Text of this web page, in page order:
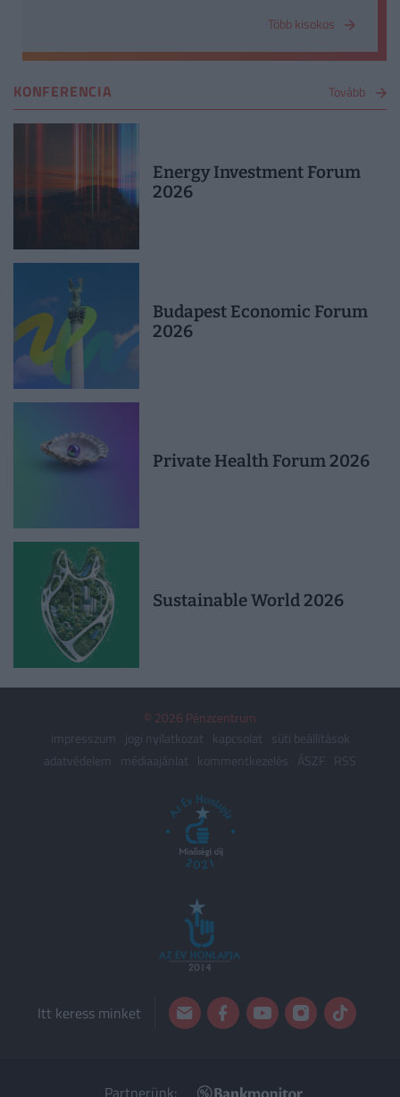
Több kisokos
KONFERENCIA Tovább
Energy Investment Forum
2026
Budapest Economic Forum
2026
Private Health Forum 2026
Sustainable World 2026
© 2026 Pénzcentrum
impresszum
jogi nyilatkozat kapcsolat
süti beállítások
adatvédelem
médiaajánlat kommentkezelés ÁSZF RSS
Itt keress minket